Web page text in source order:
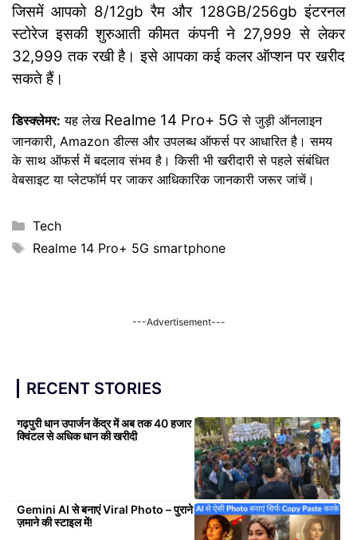
जिसमें आपको 8/12gb रैम और 128GB/256gb इंटरनल
स्टोरेज इसकी शुरुआती कीमत कंपनी ने 27,999 से लेकर
32,999 तक रखी है। इसे आपका कई कलर ऑप्शन पर खरीद
सकते हैं।
डिस्क्लेमर: यह लेख Realme 14 Pro+ 5G से जुड़ी ऑनलाइन
जानकारी, Amazon डील्स और उपलब्ध ऑफर्स पर आधारित है। समय
के साथ ऑफर्स में बदलाव संभव है। किसी भी खरीदारी से पहले संबंधित
वेबसाइट या प्लेटफॉर्म पर जाकर आधिकारिक जानकारी जरूर जांचें।
Categories
Tech
Tags
Realme 14 Pro+ 5G smartphone
---Advertisement---
RECENT STORIES
गढ़पुरी धान उपार्जन केंद्र में अब तक 40 हजार
क्विंटल से अधिक धान की खरीदी
Gemini AI से बनाएं Viral Photo – पुराने
ज़माने की स्टाइल में!